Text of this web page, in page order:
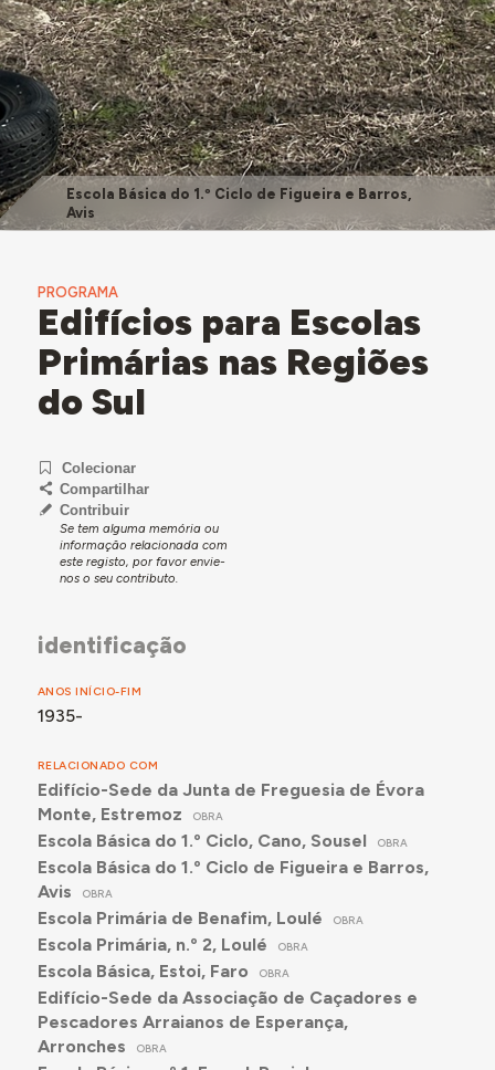
Escola Básica do 1.º Ciclo de Figueira e Barros,
Avis
PROGRAMA
Edifícios para Escolas
Primárias nas Regiões
do Sul
Colecionar
Compartilhar
Contribuir
Se tem alguma memória ou
informação relacionada com
este registo, por favor envie-
nos o seu contributo.
identificação
ANOS INÍCIO-FIM
1935-
RELACIONADO COM
Edifício-Sede da Junta de Freguesia de Évora
Monte, Estremoz
OBRA
Escola Básica do 1.º Ciclo, Cano, Sousel OBRA
Escola Básica do 1.º Ciclo de Figueira e Barros,
Avis
OBRA
Escola Primária de Benafim, Loulé OBRA
Escola Primária, n.º 2, Loulé OBRA
Escola Básica, Estoi, Faro OBRA
Edifício-Sede da Associação de Caçadores e
Pescadores Arraianos de Esperança,
Arronches
OBRA